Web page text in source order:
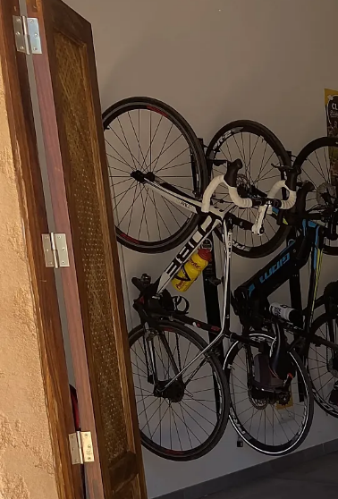
2/9 Ver todas
Anterior